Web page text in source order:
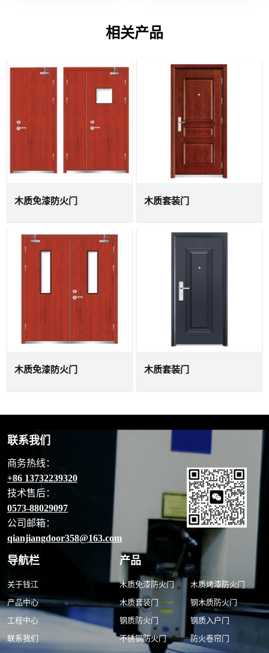
相关产品
木质免漆防火门 木质套装门
木质免漆防火门 木质套装门
联系我们
商务热线：
+86 13732239320
技术售后：
0573-88029097
公司邮箱：
qianjiangdoor358@163.com
导航栏
关于钱江
产品中心
工程中心
联系我们
产品
木质免漆防火门
木质烤漆防火门
木质套装门
钢木质防火门
钢质防火门
钢质入户门
不锈钢防火门
防火卷帘门